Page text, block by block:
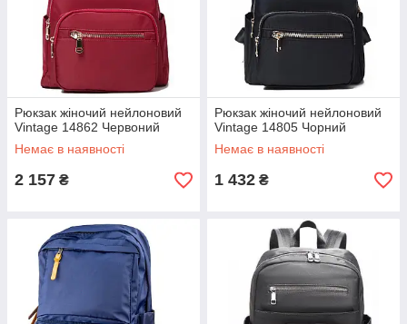
Рюкзак жіночий нейлоновий
Vintage 14862 Червоний
Немає в наявності
2 157 ₴
Рюкзак жіночий нейлоновий
Vintage 14805 Чорний
Немає в наявності
1 432 ₴